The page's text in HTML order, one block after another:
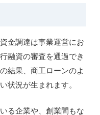
金調達は事業運営にお
融資の審査を通過でき
結果、商工ローンのよ
状況が生まれます。
る企業や、創業間もな